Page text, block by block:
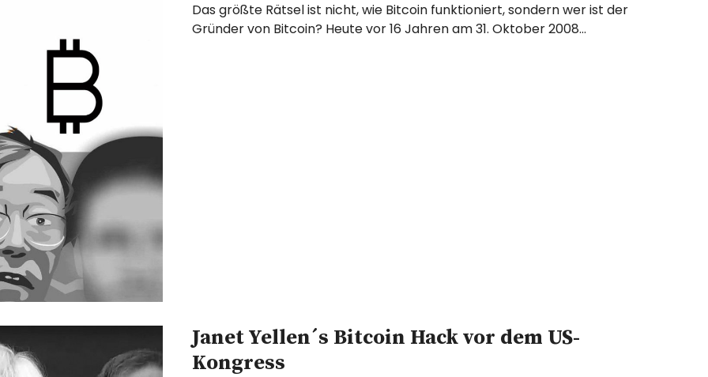
Das größte Rätsel ist nicht, wie Bitcoin funktioniert, sondern wer ist der
Gründer von Bitcoin? Heute vor 16 Jahren am 31. Oktober 2008…
Janet Yellen´s Bitcoin Hack vor dem US-
Kongress